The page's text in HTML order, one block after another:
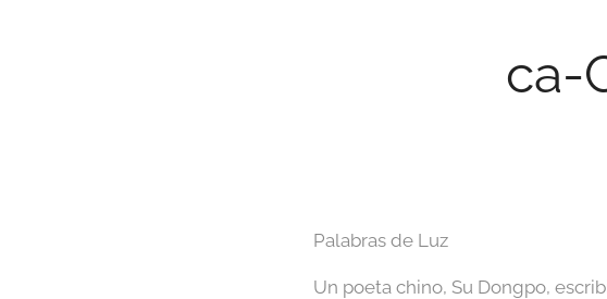
ca-
Palabras de Luz
Un poeta chino, Su Dongpo,